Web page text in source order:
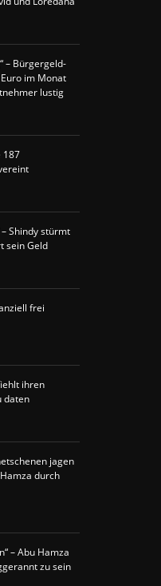
– Bürgergeld-
im Monat
lustig
187
Shindy stürmt
sein Geld
frei
ihren
daten
jagen
durch
– Abu Hamza
zu sein